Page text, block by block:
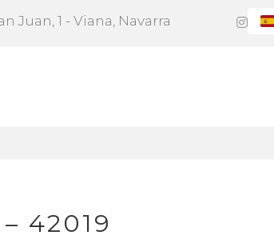
Juan, 1 - Viana, Navarra
42019